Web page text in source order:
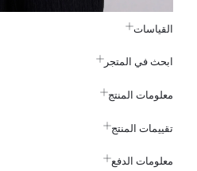
القياسات
ابحث في المتجر
معلومات المنتج
تقييمات المنتج
معلومات الدفع